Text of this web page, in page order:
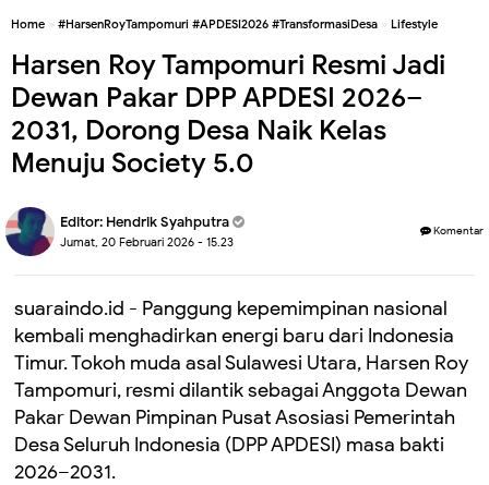
Home » #HarsenRoyTampomuri #APDESI2026 #TransformasiDesa » Lifestyle
Harsen Roy Tampomuri Resmi Jadi
Dewan Pakar DPP APDESI 2026–
2031, Dorong Desa Naik Kelas
Menuju Society 5.0
Editor: Hendrik Syahputra
Jumat, 20 Februari 2026 - 15.23
Komentar
suaraindo.id - Panggung kepemimpinan nasional
kembali menghadirkan energi baru dari Indonesia
Timur. Tokoh muda asal Sulawesi Utara, Harsen Roy
Tampomuri, resmi dilantik sebagai Anggota Dewan
Pakar Dewan Pimpinan Pusat Asosiasi Pemerintah
Desa Seluruh Indonesia (DPP APDESI) masa bakti
2026–2031.